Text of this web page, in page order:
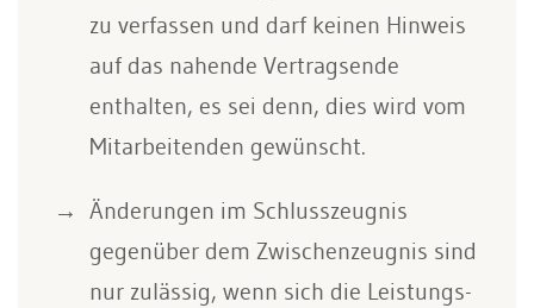
zu verfassen und darf keinen Hinweis
auf das nahende Vertragsende
enthalten, es sei denn, dies wird vom
Mitarbeitenden gewünscht.
Änderungen im Schlusszeugnis
gegenüber dem Zwischenzeugnis sind
nur zulässig, wenn sich die Leistungs-